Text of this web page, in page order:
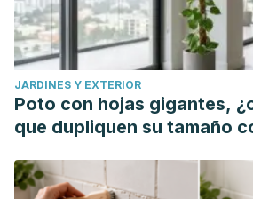
JARDINES Y EXTERIOR
Poto con hojas gigantes,
que dupliquen su tamaño